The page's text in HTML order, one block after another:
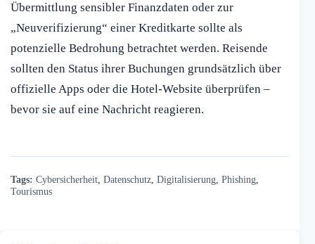
Übermittlung sensibler Finanzdaten oder zur
„Neuverifizierung“ einer Kreditkarte sollte als
potenzielle Bedrohung betrachtet werden. Reisende
sollten den Status ihrer Buchungen grundsätzlich über
offizielle Apps oder die Hotel-Website überprüfen –
bevor sie auf eine Nachricht reagieren.
Tags: Cybersicherheit Datenschutz Digitalisierung Phishing
Tourismus